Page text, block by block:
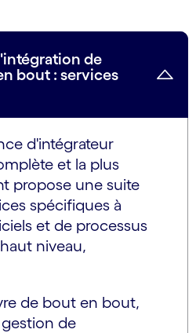
de
bout : services
d'intégrateur
et la plus
propose une suite
spécifiques à
et de processus
niveau,
de bout en bout,
de